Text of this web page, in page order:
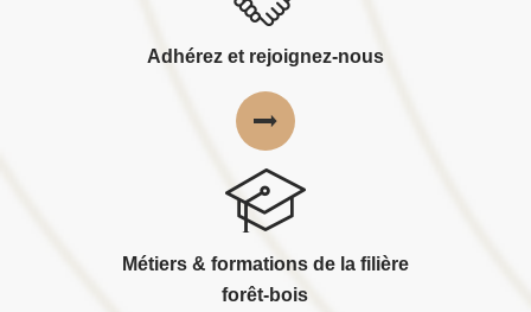
Adhérez et rejoignez-nous
Métiers & formations de la filière
forêt-bois